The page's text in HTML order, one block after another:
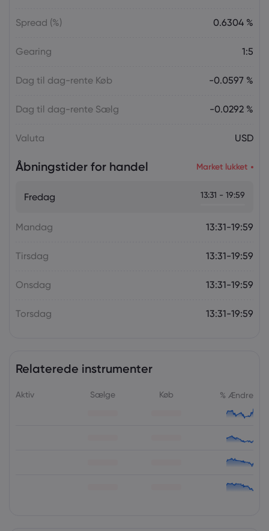
Spread (%) 0.6304 %
Gearing 1:5
Dag til dag-rente Køb -0.0597 %
Dag til dag-rente Sælg -0.0292 %
Valuta USD
Åbningstider for handel Market lukket
Fredag 13:31 - 19:59
Mandag 13:31-19:59
Tirsdag 13:31-19:59
Onsdag 13:31-19:59
Torsdag 13:31-19:59
Relaterede instrumenter
Aktiv Sælge Køb % Ændre